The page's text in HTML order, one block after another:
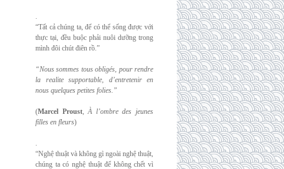
.
“Tất cả chúng ta, để có thể sống được với
thực tại, đều buộc phải nuôi dưỡng trong
mình đôi chút điên rồ.”
“Nous sommes tous obligés, pour rendre
la realite supportable, d’entretenir en
nous quelques petites folies.”
(Marcel Proust,À l’ombre des jeunes
filles en fleurs)
.
“Nghệ thuật và không gì ngoài nghệ thuật,
chúng ta có nghệ thuật để không chết vì